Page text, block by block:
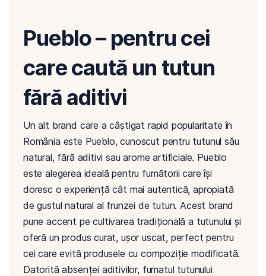
Pueblo – pentru cei
care caută un tutun
fără aditivi
Un alt brand care a câștigat rapid popularitate în
România este Pueblo, cunoscut pentru tutunul său
natural, fără aditivi sau arome artificiale. Pueblo
este alegerea ideală pentru fumătorii care își
doresc o experiență cât mai autentică, apropiată
de gustul natural al frunzei de tutun. Acest brand
pune accent pe cultivarea tradițională a tutunului și
oferă un produs curat, ușor uscat, perfect pentru
cei care evită produsele cu compoziție modificată.
Datorită absenței aditivilor, fumatul tutunului